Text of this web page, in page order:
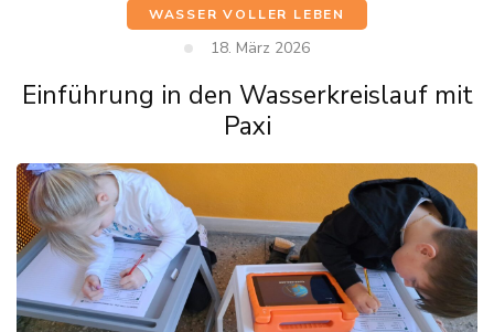
WASSER VOLLER LEBEN
18. März 2026
Einführung in den Wasserkreislauf mit
Paxi